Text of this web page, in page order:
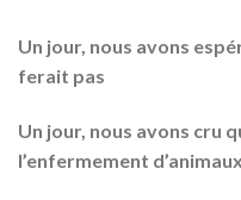
Un jour, nous avons
ferait pas
Un jour, nous avons cru
l’enfermement d’animaux